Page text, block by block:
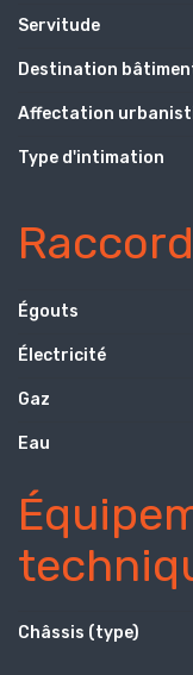
Servitude
Destination
Affectation
Type d'intimation
Égouts
Électricité
Gaz
Eau
Châssis (type)